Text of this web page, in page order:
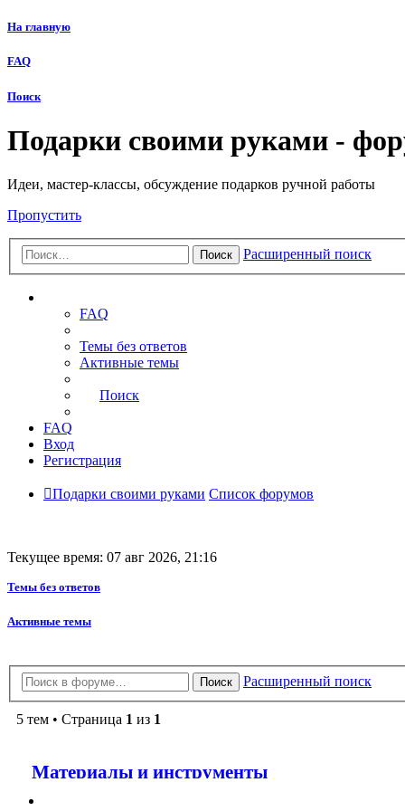
На главную
FAQ
Поиск
Подарки своими руками -
Идеи, мастер-классы, обсуждение подарков ручной работы
Пропустить
Поиск Расширенный поиск
FAQ
Темы без ответов
Активные темы
Поиск
FAQ
Вход
Регистрация
Подарки своими руками Список форумов
Текущее время: 07 авг 2026, 21:16
Темы без ответов
Активные темы
Поиск Расширенный поиск
5 тем • Страница 1 из 1
Материалы и инструменты